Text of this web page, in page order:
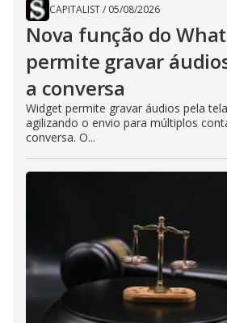
CAPITALIST/ 05/08/2026
Nova função do
permite gravar
a conversa
Widget permite gravar áudios pela
agilizando o envio para múltiplos
conversa. O...